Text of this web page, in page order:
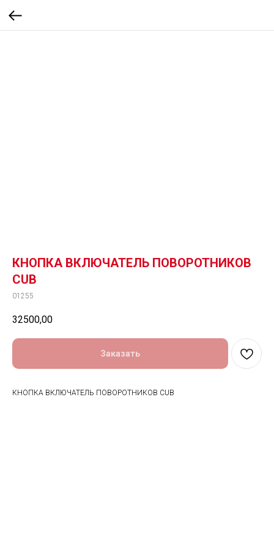
КНОПКА ВКЛЮЧАТЕЛЬ ПОВОРОТНИКОВ
CUB
01255
32500,00
Заказать
КНОПКА ВКЛЮЧАТЕЛЬ ПОВОРОТНИКОВ CUB